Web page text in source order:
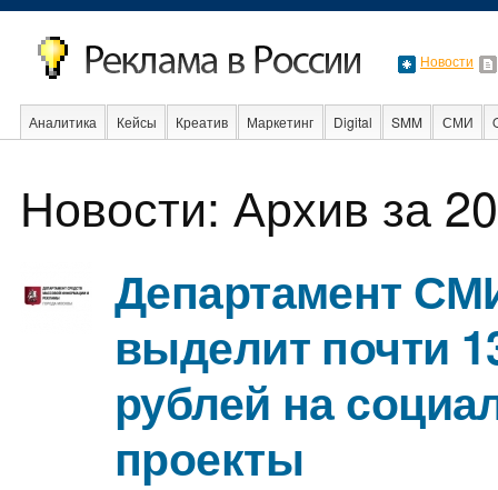
Новости
Аналитика Кейсы Креатив Маркетинг Digital SMM СМИ
Новости: Архив за
Департамент
выделит почти
рублей на
проекты